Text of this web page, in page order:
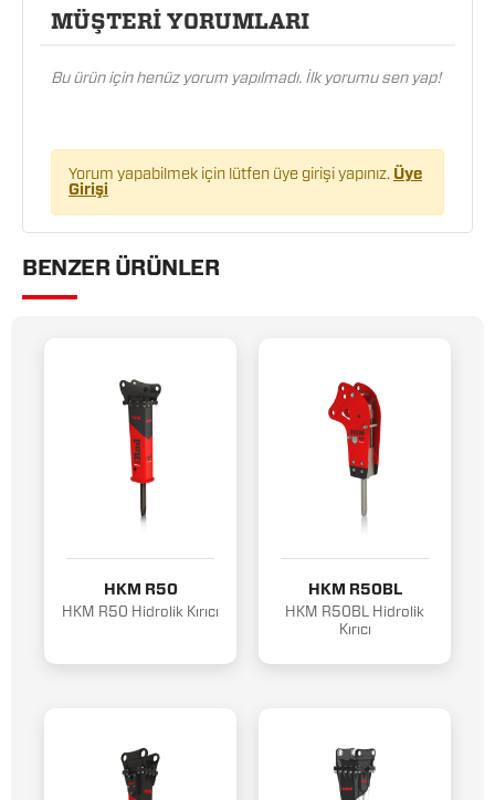
MÜŞTERİ YORUMLARI
Bu ürün için henüz yorum yapılmadı. İlk yorumu sen yap!
Yorum yapabilmek için lütfen üye girişi yapınız. Üye
Girişi
BENZER ÜRÜNLER
HKM R50
HKM R50 Hidrolik Kırıcı
HKM R50BL
HKM R50BL Hidrolik
Kırıcı